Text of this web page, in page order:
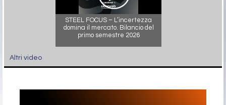
STEEL FOCUS – L’incertezza
domina il mercato. Bilancio del
primo semestre 2026
Altri video